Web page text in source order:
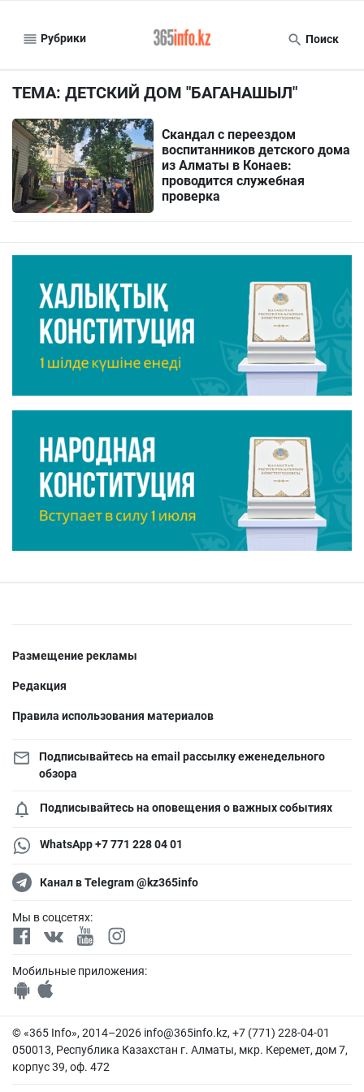
Рубрики Поиск
ТЕМА: ДЕТСКИЙ ДОМ "БАГАНАШЫЛ"
Скандал с переездом
воспитанников детского дома
из Алматы в Конаев:
проводится служебная
проверка
Размещение рекламы
Редакция
Правила использования материалов
Подписывайтесь на email рассылку еженедельного
обзора
Подписывайтесь на оповещения о важных событиях
WhatsApp +7 771 228 04 01
Канал в Telegram @kz365info
Мы в соцсетях:
Мобильные приложения:
© «365 Info», 2014–2026 info@365info.kz, +7 (771) 228-04-01
050013, Республика Казахстан г. Алматы, мкр. Керемет, дом 7,
корпус 39, оф. 472